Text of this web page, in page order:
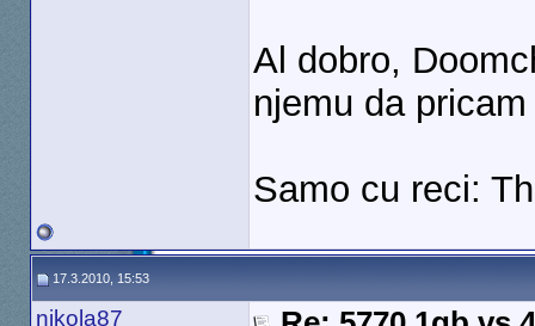
Al dobro,
njemu da
Samo cu reci:
17.3.2010, 15:53
nikola87